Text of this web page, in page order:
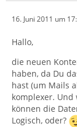
16. Juni 2011 um
Hallo,
die neuen
haben, da Du
hast (um Mails
komplexer.
können die
Logisch, oder?